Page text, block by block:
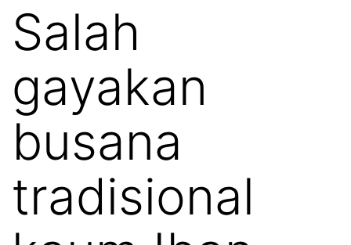
Salah
gayakan
busana
tradisional